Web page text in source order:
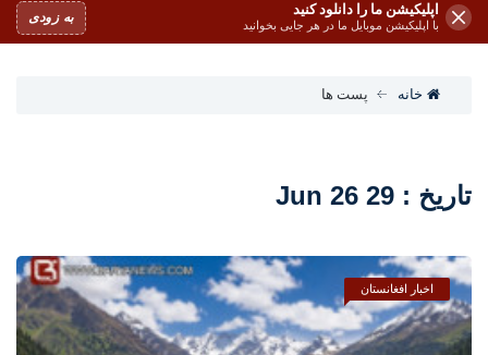
اپلیکیشن ما را دانلود کنید
با اپلیکیشن موبایل ما در هر جایی بخوانید
به زودی
خانه پست ها
تاریخ : 29 Jun 26
اخبار افغانستان